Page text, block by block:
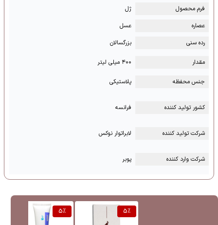
فرم محصول
ژل
عصاره
عسل
رده سنی
بزرگسالان
مقدار ۴۰۰ میلی لیتر
جنس محفظه پلاستیکی
کشور تولید کننده فرانسه
شرکت تولید کننده لابراتوار نوکس
شرکت وارد کننده پوبر
5%
5%